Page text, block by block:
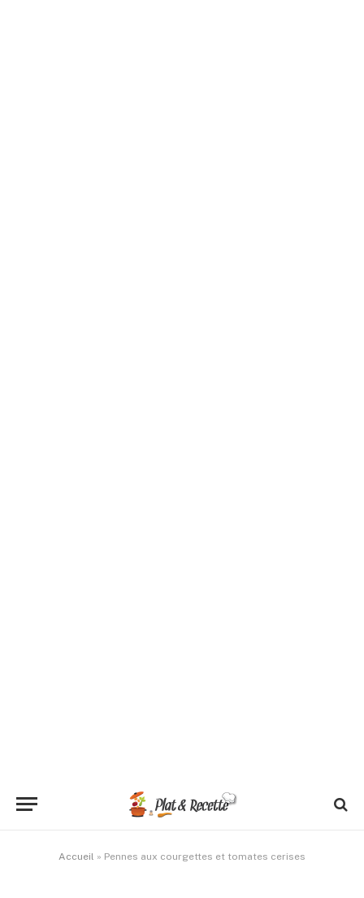
Accueil » Pennes aux courgettes et tomates cerises